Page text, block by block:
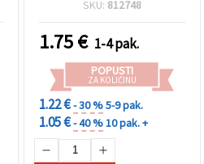
scrapbooking
SKU: 812748
1.75€ 1-4 pak.
POPUSTI
ZA KOLIČINU
1.22 €- 30 %5-9 pak.
1.05 €- 40 %10 pak. +